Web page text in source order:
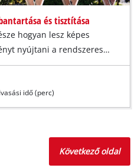
és tisztítása
hogyan lesz képes
nyújtani a rendszeres…
idő (perc)
Következő oldal